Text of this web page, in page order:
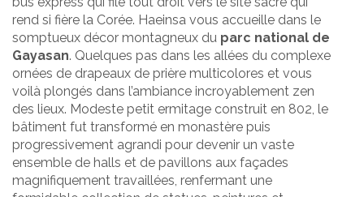
rend si fière la Corée. Haeinsa vous accueille dans le
somptueux décor montagneux du parc national de
Gayasan. Quelques pas dans les allées du complexe
ornées de drapeaux de prière multicolores et vous
voilà plongés dans l’ambiance incroyablement zen
des lieux. Modeste petit ermitage construit en 802, le
bâtiment fut transformé en monastère puis
progressivement agrandi pour devenir un vaste
ensemble de halls et de pavillons aux façades
magnifiquement travaillées, renfermant une